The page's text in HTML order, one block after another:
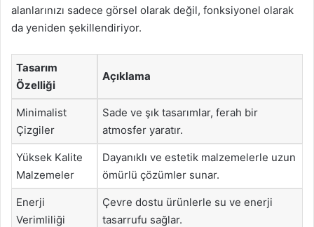
alanlarınızı sadece görsel olarak değil, fonksiyonel olarak
da yeniden şekillendiriyor.
Tasarım
Özelliği
Açıklama
Minimalist
Çizgiler
Sade ve şık tasarımlar, ferah bir
atmosfer yaratır.
Yüksek Kalite
Malzemeler
Dayanıklı ve estetik malzemelerle uzun
ömürlü çözümler sunar.
Enerji
Verimliliği
Çevre dostu ürünlerle su ve enerji
tasarrufu sağlar.